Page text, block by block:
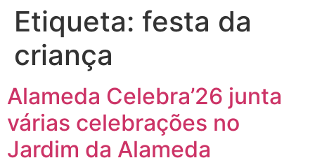
Etiqueta: festa da
criança
Alameda Celebra’26 junta
várias celebrações no
Jardim da Alameda